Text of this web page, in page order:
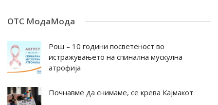
ОТС МодаМода
Рош – 10 години посветеност во
истражувањето на спинална мускулна
атрофија
Почнавме да снимаме, се крева Кајмакот